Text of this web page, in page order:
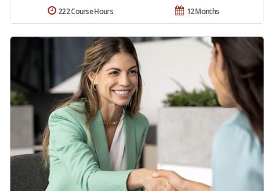
12 Months
222 Course Hours